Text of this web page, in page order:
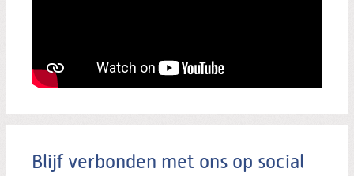
Blijf verbonden met ons op social